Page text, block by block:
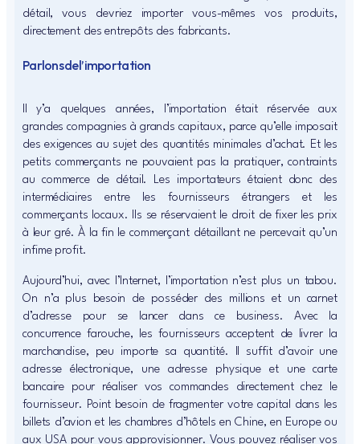
détail, vous devriez importer vous-mêmes vos produits,
directement des entrepôts des fabricants.
Parlons de l’importation
Il y’a quelques années, l’importation était réservée aux
grandes compagnies à grands capitaux, parce qu’elle imposait
des exigences au sujet des quantités minimales d’achat. Et les
petits commerçants ne pouvaient pas la pratiquer, contraints
au commerce de détail. Les importateurs étaient donc des
intermédiaires entre les fournisseurs étrangers et les
commerçants locaux. Ils se réservaient le droit de fixer les prix
à leur gré. À la fin le commerçant détaillant ne percevait qu’un
infime profit.
Aujourd’hui, avec l’Internet, l’importation n’est plus un tabou.
On n’a plus besoin de posséder des millions et un carnet
d’adresse pour se lancer dans ce business. Avec la
concurrence farouche, les fournisseurs acceptent de livrer la
marchandise, peu importe sa quantité. Il suffit d’avoir une
adresse électronique, une adresse physique et une carte
bancaire pour réaliser vos commandes directement chez le
fournisseur. Point besoin de fragmenter votre capital dans les
billets d’avion et les chambres d’hôtels en Chine, en Europe ou
aux USA pour vous approvisionner. Vous pouvez réaliser vos